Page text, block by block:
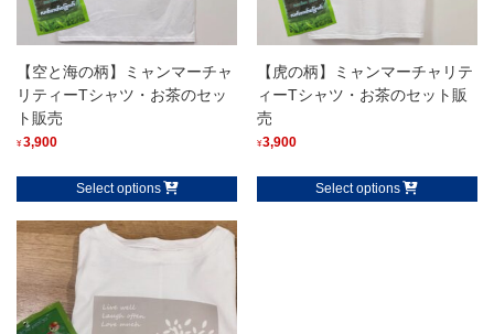
【空と海の柄】ミャンマーチャ
リティーTシャツ・お茶のセッ
ト販売
¥3,900
Select options
【虎の柄】ミャンマーチャリテ
ィーTシャツ・お茶のセット販
売
¥3,900
Select options